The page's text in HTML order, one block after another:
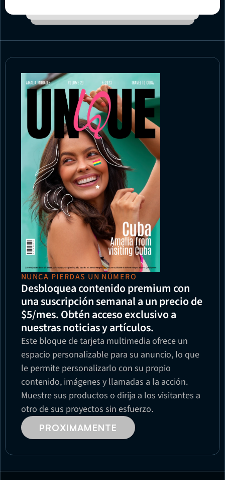
NUNCA PIERDAS UN NÚMERO
Desbloquea contenido premium con
una suscripción semanal a un precio de
$5/mes. Obtén acceso exclusivo a
nuestras noticias y artículos.
Este bloque de tarjeta multimedia ofrece un
espacio personalizable para su anuncio, lo que
le permite personalizarlo con su propio
contenido, imágenes y llamadas a la acción.
Muestre sus productos o dirija a los visitantes a
otro de sus proyectos sin esfuerzo.
PROXIMAMENTE